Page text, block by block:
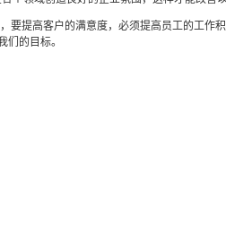
要提高客户的满意度，必须提高员工的工作
们的目标。